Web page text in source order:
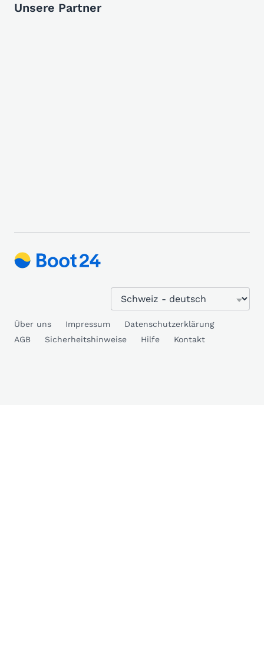
Unsere Partner
Über uns Impressum
Datenschutzerklärung
AGB
Sicherheitshinweise Hilfe Kontakt